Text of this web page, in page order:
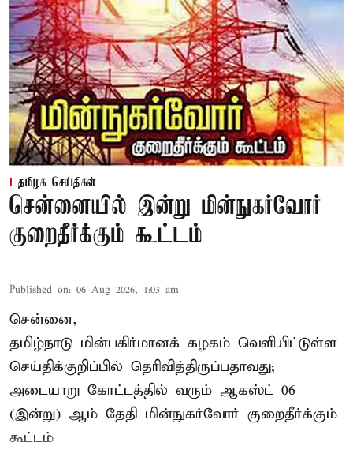
தமிழக செய்திகள்
சென்னையில் இன்று மின்நுகர்வோர்
குறைதீர்க்கும் கூட்டம்
Published on: 06 Aug 2026, 1:03 am
சென்னை,
தமிழ்நாடு மின்பகிர்மானக் கழகம் வெளியிட்டுள்ள
செய்திக்குறிப்பில் தெரிவித்திருப்பதாவது;
அடையாறு கோட்டத்தில் வரும் ஆகஸ்ட் 06
(இன்று) ஆம் தேதி மின்நுகர்வோர் குறைதீர்க்கும்
கூட்டம்